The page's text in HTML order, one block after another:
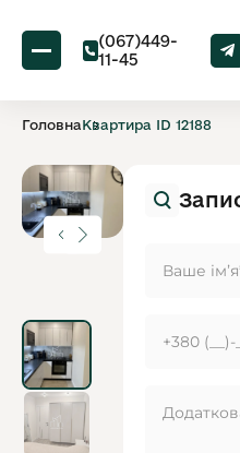
(067)449-
11-45
ГоловнаКвартира ID 12188